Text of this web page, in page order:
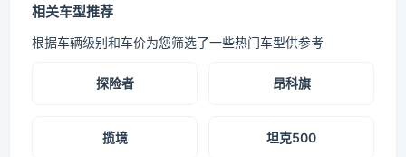
相关车型推荐
根据车辆级别和车价为您筛选了一些热门车型供参考
探险者 昂科旗
揽境 坦克500